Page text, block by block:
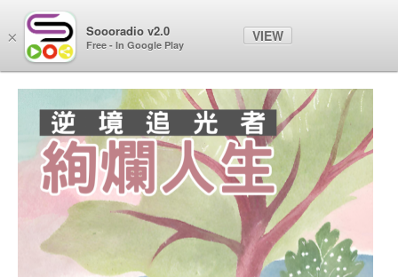
Soooradio
× Soooradio v2.0
Free - In Google Play
VIEW